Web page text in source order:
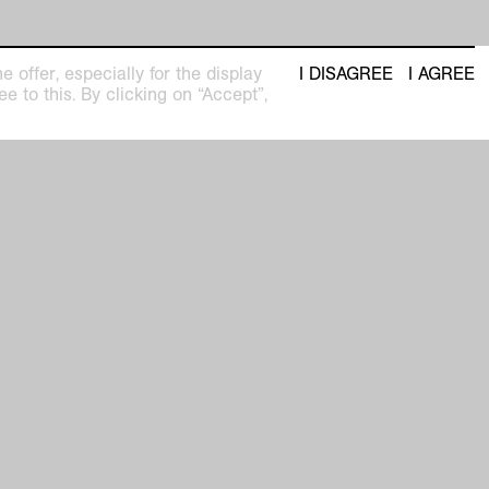
offer, especially for the display
to this. By clicking on “Accept”,
I DISAGREE I AGREE